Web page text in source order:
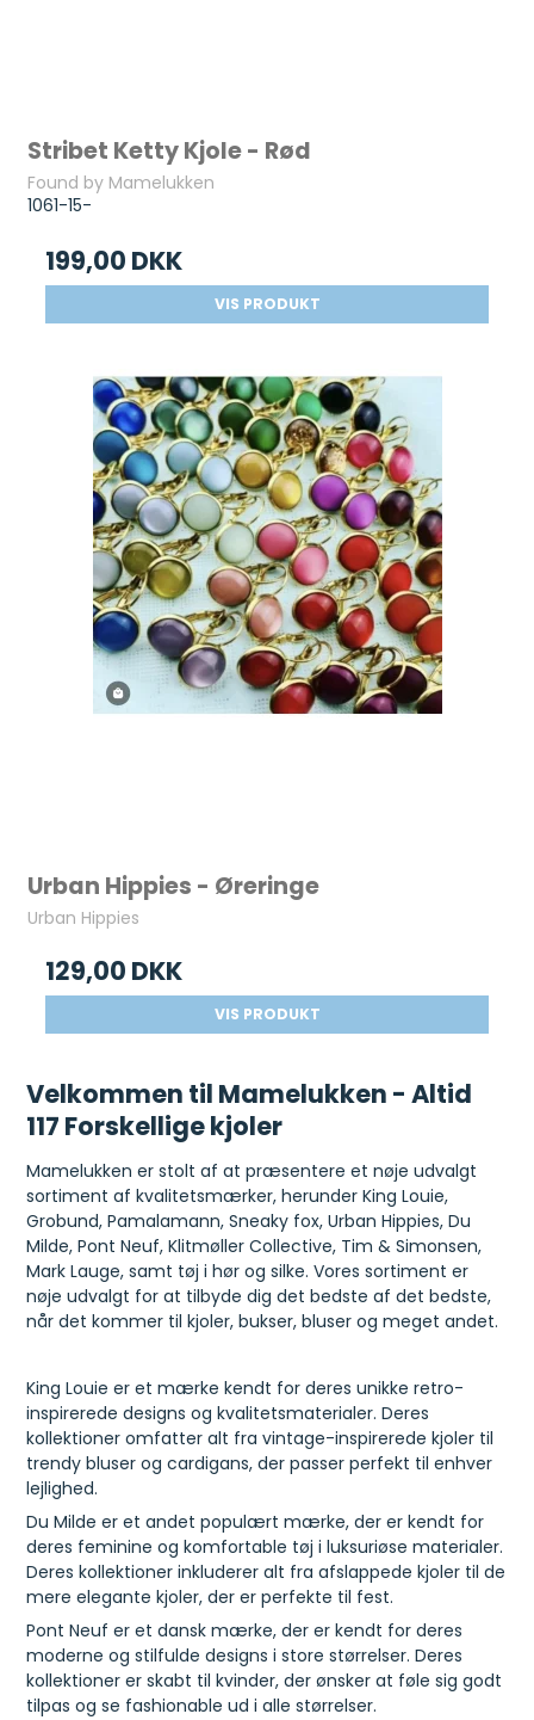
Stribet Ketty Kjole - Rød
Found by Mamelukken
1061-15-
199,00 DKK
VIS PRODUKT
Urban Hippies - Øreringe
Urban Hippies
129,00 DKK
VIS PRODUKT
Velkommen til Mamelukken - Altid
117 Forskellige kjoler
Mamelukken er stolt af at præsentere et nøje udvalgt
sortiment af kvalitetsmærker, herunder King Louie,
Grobund, Pamalamann, Sneaky fox, Urban Hippies, Du
Milde, Pont Neuf, Klitmøller Collective, Tim & Simonsen,
Mark Lauge, samt tøj i hør og silke. Vores sortiment er
nøje udvalgt for at tilbyde dig det bedste af det bedste,
når det kommer til kjoler, bukser, bluser og meget andet.
King Louie er et mærke kendt for deres unikke retro-
inspirerede designs og kvalitetsmaterialer. Deres
kollektioner omfatter alt fra vintage-inspirerede kjoler til
trendy bluser og cardigans, der passer perfekt til enhver
lejlighed.
Du Milde er et andet populært mærke, der er kendt for
deres feminine og komfortable tøj i luksuriøse materialer.
Deres kollektioner inkluderer alt fra afslappede kjoler til de
mere elegante kjoler, der er perfekte til fest.
Pont Neuf er et dansk mærke, der er kendt for deres
moderne og stilfulde designs i store størrelser. Deres
kollektioner er skabt til kvinder, der ønsker at føle sig godt
tilpas og se fashionable ud i alle størrelser.